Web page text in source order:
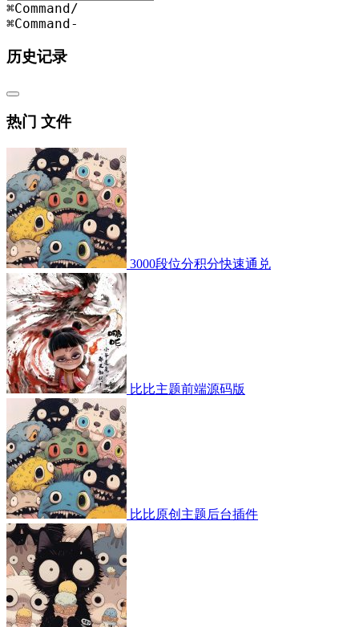
⌘Command /
⌘Command -
历史记录
热门 文件
3000段位分积分快速通兑
比比主题前端源码版
比比原创主题后台插件